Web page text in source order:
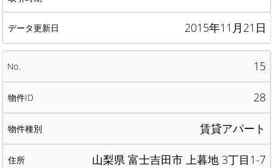
2015年11月21日
15
28
賃貸アパート
山梨県 富士吉田市 上暮地 3丁目1-7